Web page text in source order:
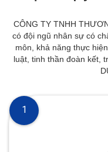
CÔNG TY TNHH
có đội ngũ nhân sự có
môn, khả năng thực
luật, tinh thần đoàn kết,
1